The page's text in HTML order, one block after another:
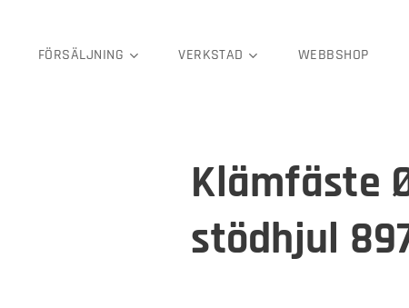
FÖRSÄLJNING VERKSTAD WEBBSHOP
Klämfäste
stödhjul